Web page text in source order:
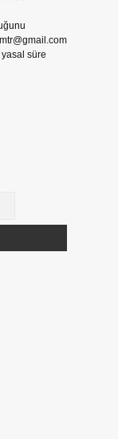
süre